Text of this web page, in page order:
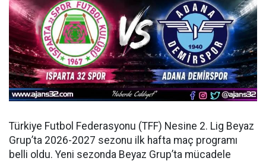
Türkiye Futbol Federasyonu (TFF) Nesine 2. Lig Beyaz
Grup’ta 2026-2027 sezonu ilk hafta maç programı
belli oldu. Yeni sezonda Beyaz Grup’ta mücadele